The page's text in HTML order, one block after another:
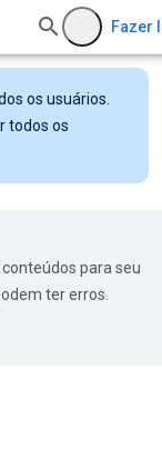
Fazer
os usuários.
todos os
para seu
ter erros.